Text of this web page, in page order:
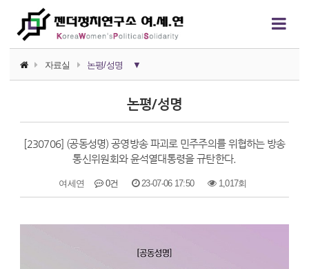
자료실 논평/성명 ▼
논평/성명
언론보도
연구자료
정치에서의 여성폭력
논평/성명
[230706] (공동성명) 공영방송 파괴로 민주주의를 위협하는 방송
통신위원회와 윤석열대통령을 규탄한다.
여세연 0건 23-07-06 17:50 1,017회